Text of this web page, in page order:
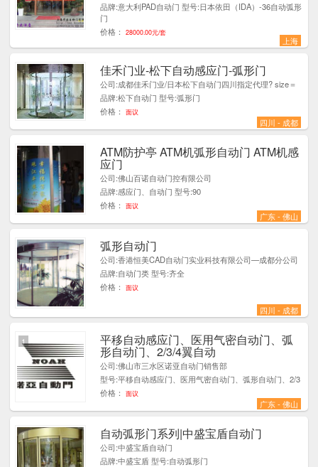
品牌:意大利PAD自动门 型号:日本依田（IDA）-36自动弧形
门
价格：
28000.00元/套
上海
佳禾门业-松下自动感应门-弧形门
公司:成都佳禾门业/日本松下自动门四川指定代理? size＝
品牌:松下自动门 型号:弧形门
价格：
面议
四川 - 成都
1
ATM防护亭 ATM机弧形自动门 ATM机感
应门
公司:佛山百诺自动门控有限公司
品牌:感应门、自动门 型号:90
价格：
面议
广东 - 佛山
1
弧形自动门
公司:香港恒美CAD自动门实业科技有限公司—成都分公司
品牌:自动门类 型号:齐全
价格：
面议
四川 - 成都
1
平移自动感应门、医用气密自动门、弧
形自动门、2/3/4翼自动
公司:佛山市三水区诺亚自动门销售部
型号:平移自动感应门、医用气密自动门、弧形自动门、2/3
价格：
面议
广东 - 佛山
1
自动弧形门系列|中盛宝盾自动门
公司:中盛宝盾自动门
品牌:中盛宝盾 型号:自动弧形门
1